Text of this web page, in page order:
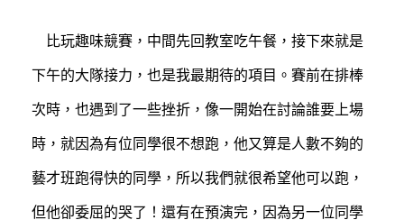
比玩趣味競賽，中間先回教室吃午餐，接下來就是
下午的大隊接力，也是我最期待的項目。賽前在排棒
次時，也遇到了一些挫折，像一開始在討論誰要上場
時，就因為有位同學很不想跑，他又算是人數不夠的
藝才班跑得快的同學，所以我們就很希望他可以跑，
但他卻委屈的哭了！還有在預演完，因為另一位同學